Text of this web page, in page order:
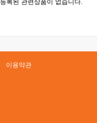
등록된 관련상품이 없습니다.
이용약관